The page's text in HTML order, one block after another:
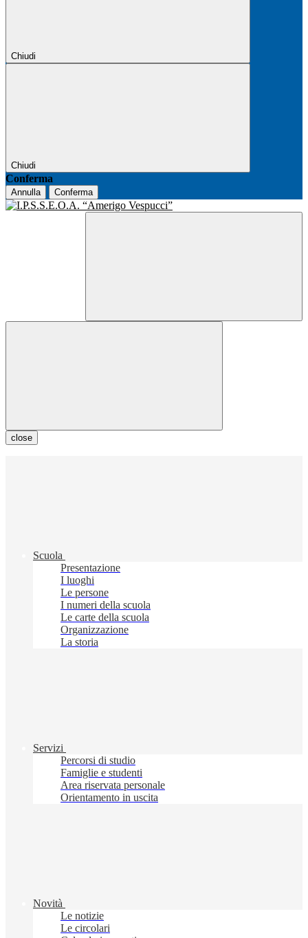
Chiudi
Chiudi
Conferma
Annulla Conferma
close
Scuola
Presentazione
I luoghi
Le persone
I numeri della scuola
Le carte della scuola
Organizzazione
La storia
Servizi
Percorsi di studio
Famiglie e studenti
Area riservata personale
Orientamento in uscita
Novità
Le notizie
Le circolari